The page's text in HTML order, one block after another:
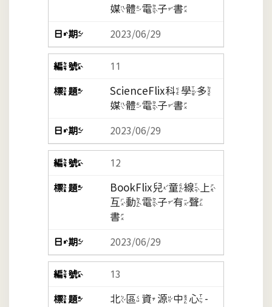
媒體電子書
2023/06/29
11
ScienceFlix科學多
媒體電子書
2023/06/29
12
BookFlix兒童線上
互動電子有聲
書
2023/06/29
13
北區資源中心-